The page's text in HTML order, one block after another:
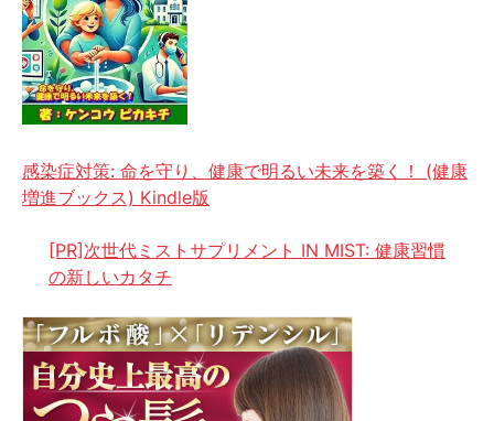
感染症対策: 命を守り、健康で明るい未来を築く！ (健康
増進ブックス) Kindle版
[PR]次世代ミストサプリメント IN MIST: 健康習慣
の新しいカタチ